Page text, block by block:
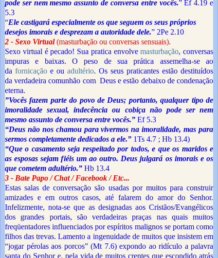
pode ser nem mesmo assunto de conversa entre vocês.” Ef 4.19 e
5.3
“Ele castigará especialmente os que seguem os seus próprios
desejos imorais e desprezam a autoridade dele.” 2Pe 2.10
2 - Sexo Virtual(masturbação ou conversas sensuais).
Sexo virtual é pecado! Sua pratica envolvemasturbação, conversas
impuras e baixas. O peso de sua prática assemelha-se ao
da fornicação e ou adultério. Os seus praticantes estão destituídos
da verdadeira comunhão com Deus e estão debaixo de condenação
eterna.
”Vocês fazem parte do povo de Deus; portanto, qualquer tipo de
imoralidade sexual, indecência ou cobiça não pode ser nem
mesmo assunto de conversa entre vocês.” Ef 5.3
“Deus não nos chamou para vivermos na imoralidade, mas para
sermos completamente dedicados a ele.” 1Ts 4.7 ; Hb 13.4)
“Que o casamento seja respeitado por todos, e que os maridos e
as esposas sejam fiéis um ao outro. Deus julgará os imorais e os
que cometem adultério.” Hb 13.4
3 - Bate Papo / Chat / Facebook / Etc...
Estas salas de conversação são usadas por muitos para construir
amizades e em outros casos, até falarem do amor do Senhor.
Infelizmente, nota-se que as designadas aos Cristãos/Evangélicos
dos grandes portais, são verdadeiras praças nas quais muitos
freqüentadores influenciados por espíritos malignos se portam como
filhos das trevas. Lamento a ingenuidade de muitos que insistem em
“jogar pérolas aos porcos” (Mt 7.6) expondo ao ridículo a palavra
santa do Senhor e, pela vida de muitos crentes que escondido atrás